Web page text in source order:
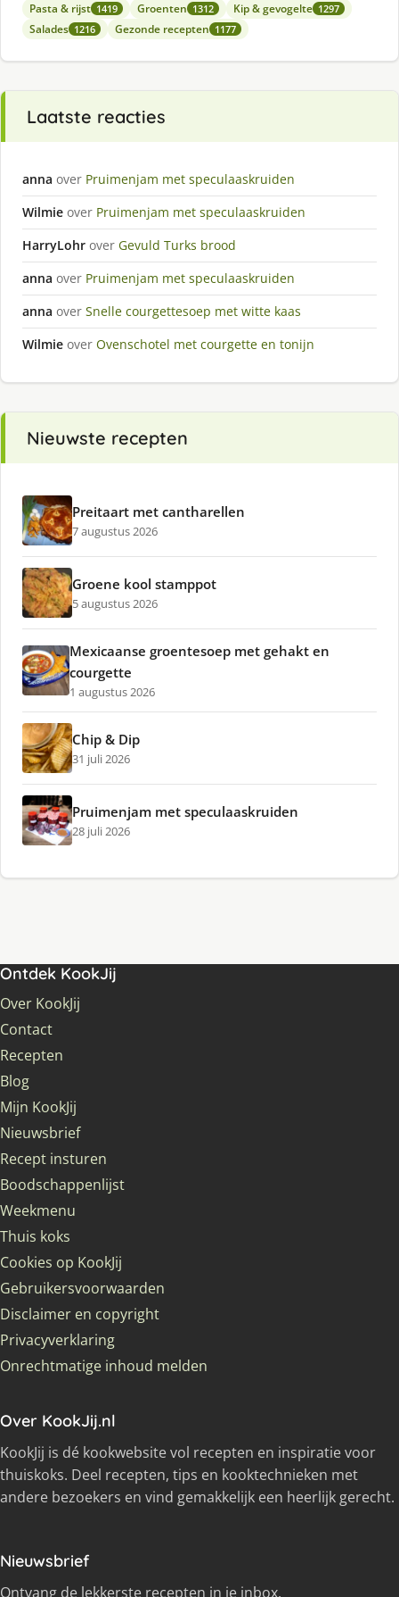
Pasta & rijst 1419 Groenten 1312 Kip & gevogelte 1297
Salades 1216 Gezonde recepten 1177
Laatste reacties
anna over Pruimenjam met speculaaskruiden
Wilmie over Pruimenjam met speculaaskruiden
HarryLohr over Gevuld Turks brood
anna over Pruimenjam met speculaaskruiden
anna over Snelle courgettesoep met witte kaas
Wilmie over Ovenschotel met courgette en tonijn
Nieuwste recepten
Preitaart met cantharellen
7 augustus 2026
Groene kool stamppot
5 augustus 2026
Mexicaanse groentesoep met gehakt en
courgette
1 augustus 2026
Chip & Dip
31 juli 2026
Pruimenjam met speculaaskruiden
28 juli 2026
Ontdek KookJij
Over KookJij
Contact
Recepten
Blog
Mijn KookJij
Nieuwsbrief
Recept insturen
Boodschappenlijst
Weekmenu
Thuis koks
Cookies op KookJij
Gebruikersvoorwaarden
Disclaimer en copyright
Privacyverklaring
Onrechtmatige inhoud melden
Over KookJij.nl
KookJij is dé kookwebsite vol recepten en inspiratie voor
thuiskoks. Deel recepten, tips en kooktechnieken met
andere bezoekers en vind gemakkelijk een heerlijk gerecht.
Nieuwsbrief
Ontvang de lekkerste recepten in je inbox.